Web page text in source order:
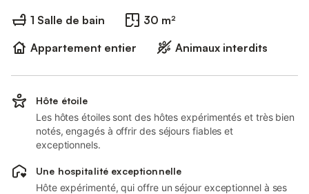
1 Salle de bain
30 m²
Appartement entier
Animaux interdits
Hôte étoile
Les hôtes étoiles sont des hôtes expérimentés et très bien
notés, engagés à offrir des séjours fiables et
exceptionnels.
Une hospitalité exceptionnelle
Hôte expérimenté, qui offre un séjour exceptionnel à ses